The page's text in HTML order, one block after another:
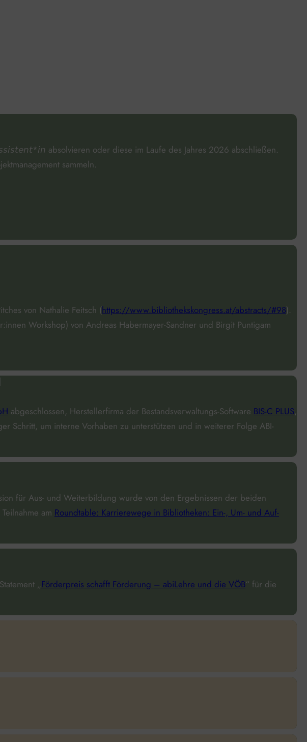
absolvieren oder diese im Laufe des Jahres 2026 abschließen.
sammeln.
von Nathalie Feitsch (https://www.bibliothekskongress.at/abstracts/#98).
Workshop) von Andreas Habermayer-Sandner und Birgit Puntigam
abgeschlossen, Herstellerfirma der Bestandsverwaltungs-Software BIS-C PLUS,
Schritt, um interne Vorhaben zu unterstützen und in weiterer Folge ABI-
für Aus- und Weiterbildung wurde von den Ergebnissen der beiden
am Round­table: Karriere­wege in Biblio­thek­en: Ein-, Um- und Auf­
„Förderpreis schafft Förderung – abiLehre und die VÖB“ für die